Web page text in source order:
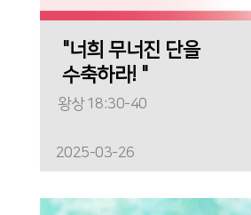
"너희 무너진 단을
수축하라! "
왕상 18:30-40
2025-03-26